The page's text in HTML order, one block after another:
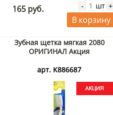
165 руб. - шт +
В корзину
Зубная щетка мягкая 2080
ОРИГИНАЛ Акция
арт. K886687